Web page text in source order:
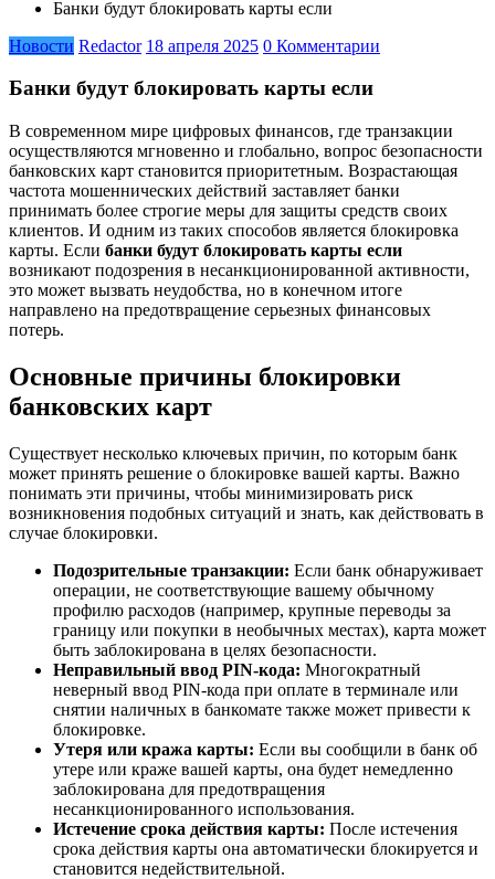
Банки будут блокировать карты если
Новости Redactor 18 апреля 2025 0 Комментарии
Банки будут блокировать карты если
В современном мире цифровых финансов, где транзакции
осуществляются мгновенно и глобально, вопрос безопасности
банковских карт становится приоритетным. Возрастающая
частота мошеннических действий заставляет банки
принимать более строгие меры для защиты средств своих
клиентов. И одним из таких способов является блокировка
карты. Если банки будут блокировать карты если
возникают подозрения в несанкционированной активности,
это может вызвать неудобства, но в конечном итоге
направлено на предотвращение серьезных финансовых
потерь.
Основные причины блокировки
банковских карт
Существует несколько ключевых причин, по которым банк
может принять решение о блокировке вашей карты. Важно
понимать эти причины, чтобы минимизировать риск
возникновения подобных ситуаций и знать, как действовать в
случае блокировки.
Подозрительные транзакции: Если банк обнаруживает
операции, не соответствующие вашему обычному
профилю расходов (например, крупные переводы за
границу или покупки в необычных местах), карта может
быть заблокирована в целях безопасности.
Неправильный ввод PIN-кода: Многократный
неверный ввод PIN-кода при оплате в терминале или
снятии наличных в банкомате также может привести к
блокировке.
Утеря или кража карты: Если вы сообщили в банк об
утере или краже вашей карты, она будет немедленно
заблокирована для предотвращения
несанкционированного использования.
Истечение срока действия карты: После истечения
срока действия карты она автоматически блокируется и
становится недействительной.